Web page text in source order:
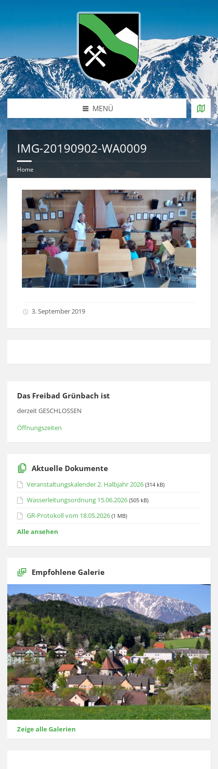
MENÜ
IMG-20190902-WA0009
Home
3. September 2019
Das Freibad Grünbach ist
derzeit GESCHLOSSEN
Öffnungszeiten
Aktuelle Dokumente
Veranstaltungskalender 2. Halbjahr 2026 (314 kB)
Wasserleitungsordnung 15.06.2026 (505 kB)
GR-Protokoll vom 18.05.2026 (1 MB)
Alle ansehen
Empfohlene Galerie
Zeige alle Galerien